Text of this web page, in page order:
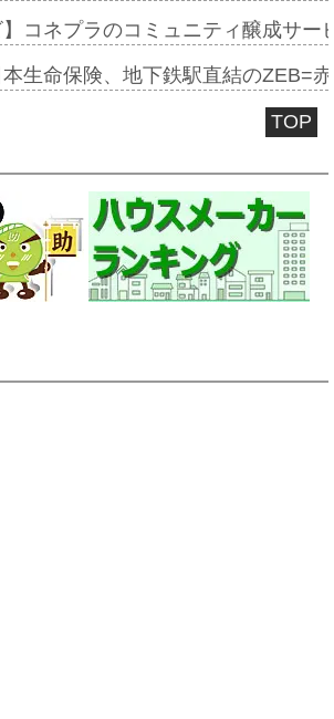
】コネプラのコミュニティ醸成サ
生命保険、地下鉄駅直結のZEB=
TOP